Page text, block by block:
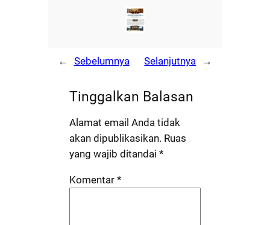
← Sebelumnya Selanjutnya →
Tinggalkan Balasan
Alamat email Anda tidak
akan dipublikasikan. Ruas
yang wajib ditandai*
Komentar*